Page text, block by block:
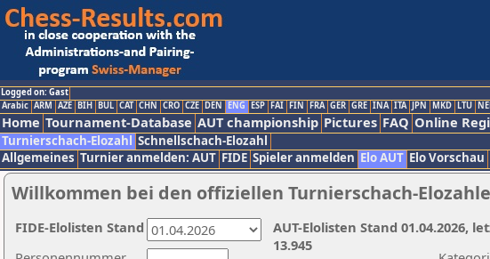
Logged on: Gast
Arabic ARM AZE BIH BUL CAT CHN CRO CZE DEN ENG ESP FAI FIN FRA GER GRE INA ITA JPN MKD LTU
Home Tournament-Database AUT championship Pictures FAQ Online
Turnierschach-Elozahl Schnellschach-Elozahl
Allgemeines Turnier anmelden: AUT FIDE Spieler anmelden Elo AUT Elo Vorschau
Willkommen bei den offiziellen Turnierschach-
AUT-Elolisten Stand 01.04.2026,
13.945
FIDE-Elolisten Stand